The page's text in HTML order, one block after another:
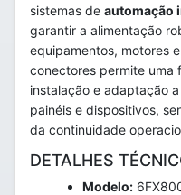
sistemas de automação
garantir a alimentação
equipamentos, motores
conectores permite uma
instalação e adaptação
painéis e dispositivos,
da continuidade
DETALHES
Modelo: